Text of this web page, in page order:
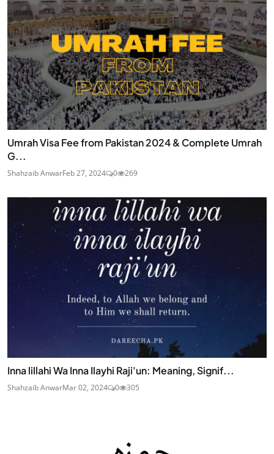
Umrah Visa Fee from Pakistan 2024 & Complete Umrah
G...
Shahzaib AnwarFeb 27, 2024 0 269
Inna lillahi Wa Inna Ilayhi Raji'un: Meaning, Signif...
Shahzaib AnwarMar 02, 2024 0 305